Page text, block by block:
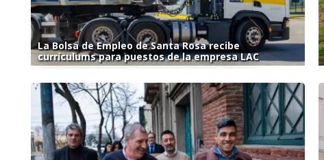
La Bolsa de Empleo de Santa Rosa recibe
currículums para puestos de la empresa LAC